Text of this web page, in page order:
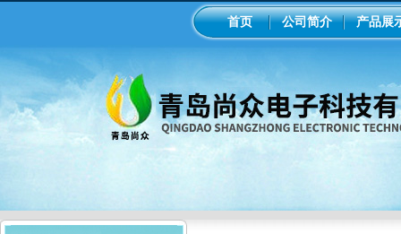
首页 公司简介 产品展